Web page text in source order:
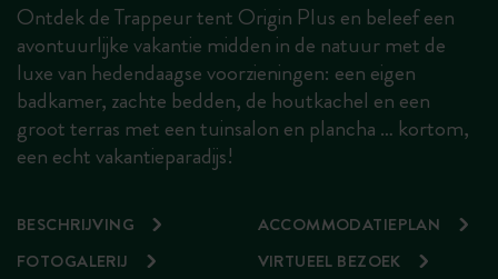
Ontdek de Trappeur tent Origin Plus en beleef een
avontuurlijke vakantie midden in de natuur met de
luxe van hedendaagse voorzieningen: een eigen
badkamer, zachte bedden, de houtkachel en een
groot terras met een tuinsalon en plancha … kortom,
een echt vakantieparadijs!
BESCHRIJVING
ACCOMMODATIEPLAN
FOTOGALERIJ
VIRTUEEL BEZOEK